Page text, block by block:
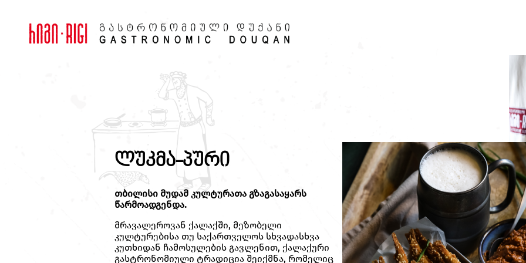
ლუკმა-პური
თბილისი მუდამ კულტურათა გზაგასაყარს
წარმოადგენდა.
მრავალეროვან ქალაქში, მეზობელი
კულტურებისა თუ საქართველოს სხვადასხვა
კუთხიდან ჩამოსულების გავლენით, ქალაქური
გასტრონომიული ტრადიცია შეიქმნა, რომელიც